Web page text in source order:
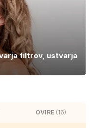
filtrov, ustvarja
OVIRE (16)